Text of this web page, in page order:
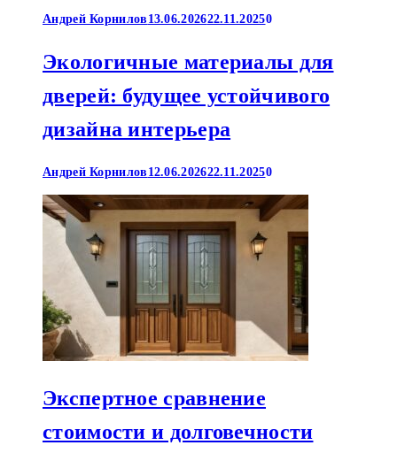
Андрей Корнилов 13.06.202622.11.20250
Экологичные материалы для
дверей: будущее устойчивого
дизайна интерьера
Андрей Корнилов 12.06.202622.11.20250
Экспертное сравнение
стоимости и долговечности